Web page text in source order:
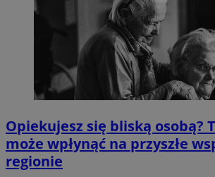
Opiekujesz się bliską osobą?
może wpłynąć na przyszłe
regionie